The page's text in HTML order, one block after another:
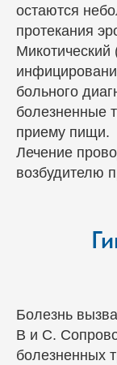
остаются
протекания
Микотический
больного
болезненные
приему пищи.
Лечение
возбудителю
Болезнь
В и С.
болезненных